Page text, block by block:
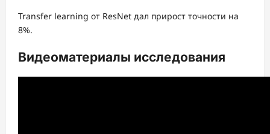
Transfer learning от ResNet дал прирост точности на
8%.
Видеоматериалы исследования